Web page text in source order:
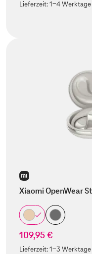
Lieferzeit:1-4 Werktage
Xiaomi OpenWear
109,95 €
Lieferzeit:1-3 Werktage